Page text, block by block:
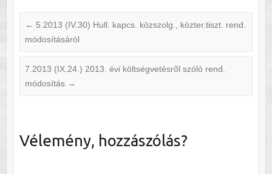
← 5.2013 (IV.30) Hull. kapcs. közszolg., közter.tiszt. rend.
módosításáról
7.2013 (IX.24.) 2013. évi költségvetésrõl szóló rend.
módosítás →
Vélemény, hozzászólás?